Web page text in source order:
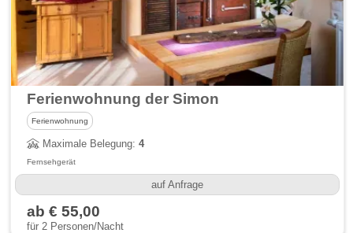
Ferienwohnung der Simon
Ferienwohnung
Maximale Belegung:4
Fernsehgerät
auf Anfrage
ab € 55,00
für 2 Personen/Nacht